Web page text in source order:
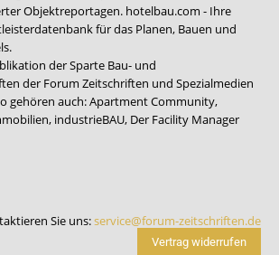
Objektreportagen. hotelbau.com - Ihre
für das Planen, Bauen und
der Sparte Bau- und
der Forum Zeitschriften und Spezialmedien
gehören auch:Apartment Community,
, industrieBAU, Der Facility Manager
Sie uns:service@forum-zeitschriften.de
Vertrag widerrufen